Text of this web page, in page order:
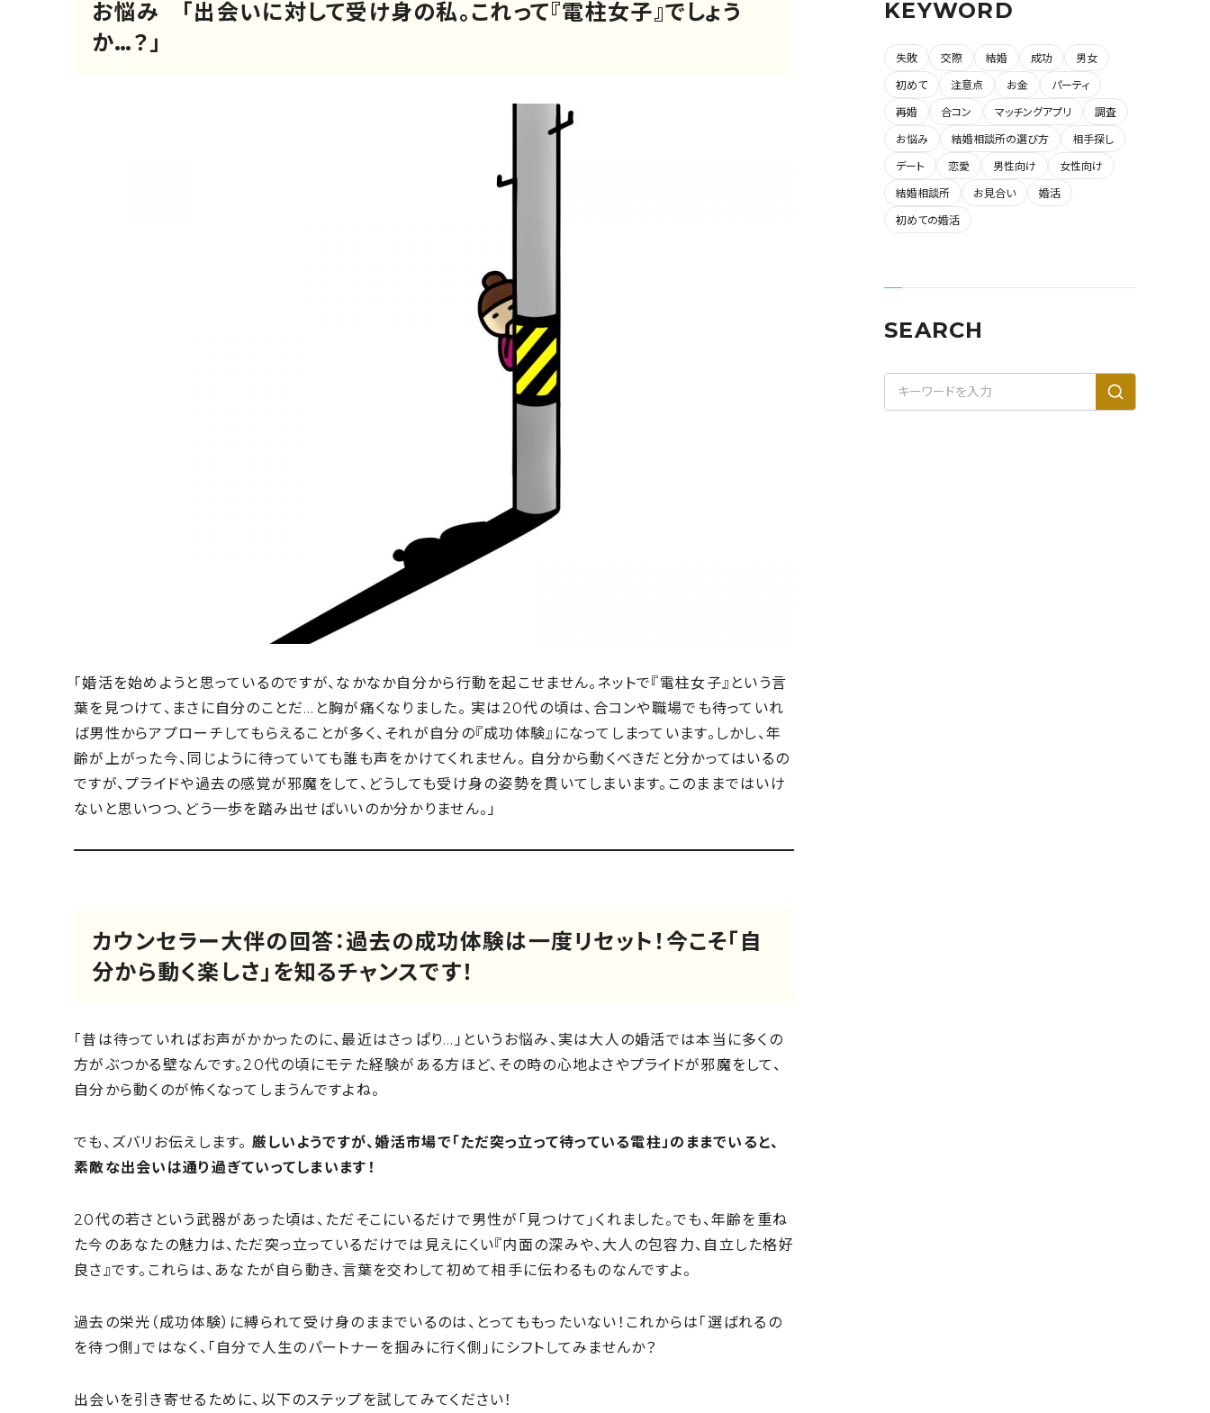
お悩み 「出会いに対して受け身の私。これって『電柱女子』でしょう
か…？」
「婚活を始めようと思っているのですが、なかなか自分から行動を起こせません。ネットで『電柱女子』という言
葉を見つけて、まさに自分のことだ…と胸が痛くなりました。 実は20代の頃は、合コンや職場でも待っていれ
ば男性からアプローチしてもらえることが多く、それが自分の『成功体験』になってしまっています。しかし、年
齢が上がった今、同じように待っていても誰も声をかけてくれません。 自分から動くべきだと分かってはいるの
ですが、プライドや過去の感覚が邪魔をして、どうしても受け身の姿勢を貫いてしまいます。このままではいけ
ないと思いつつ、どう一歩を踏み出せばいいのか分かりません。」
カウンセラー大伴の回答：過去の成功体験は一度リセット！今こそ「自
分から動く楽しさ」を知るチャンスです！
「昔は待っていればお声がかかったのに、最近はさっぱり…」というお悩み、実は大人の婚活では本当に多くの
方がぶつかる壁なんです。20代の頃にモテた経験がある方ほど、その時の心地よさやプライドが邪魔をして、
自分から動くのが怖くなってしまうんですよね。
でも、ズバリお伝えします。 厳しいようですが、婚活市場で「ただ突っ立って待っている電柱」のままでいると、
素敵な出会いは通り過ぎていってしまいます！
20代の若さという武器があった頃は、ただそこにいるだけで男性が「見つけて」くれました。でも、年齢を重ね
た今のあなたの魅力は、ただ突っ立っているだけでは見えにくい『内面の深みや、大人の包容力、自立した格好
良さ』です。これらは、あなたが自ら動き、言葉を交わして初めて相手に伝わるものなんですよ。
過去の栄光（成功体験）に縛られて受け身のままでいるのは、とってももったいない！これからは「選ばれるの
を待つ側」ではなく、「自分で人生のパートナーを掴みに行く側」にシフトしてみませんか？
出会いを引き寄せるために、以下のステップを試してみてください！
KEYWORD
失敗 交際 結婚 成功
男女
初めて
注意点 お金
パーティ
再婚
合コン マッチングアプリ
調査
お悩み
結婚相談所の選び方
相手探し
デート
恋愛 男性向け
女性向け
結婚相談所
お見合い
婚活
初めての婚活
SEARCH